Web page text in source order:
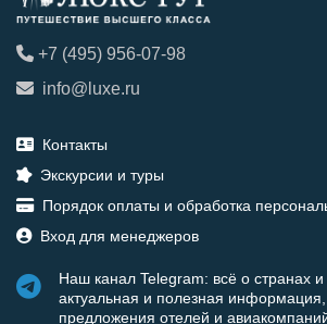
+7 (495) 956-07-98
info@luxe.ru
Контакты
Экскурсии и туры
Порядок оплаты и обработка
Вход для менеджеров
Наш канал Telegram: всё о странах и
актуальная и полезная
предложения отелей и